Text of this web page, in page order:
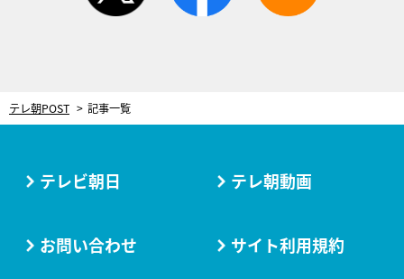
テレ朝POST 記事一覧
テレビ朝日 テレ朝動画
お問い合わせ サイト利用規約